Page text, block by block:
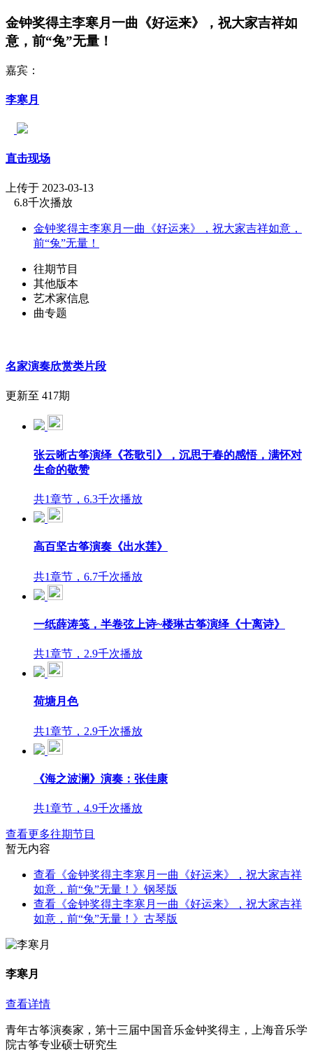
金钟奖得主李寒月一曲《好运来》，祝大家吉祥如
意，前“兔”无量！
嘉宾：
李寒月
直击现场
上传于 2023-03-13
6.8千次播放
金钟奖得主李寒月一曲《好运来》，祝大家吉祥如意，
前“兔”无量！
往期节目
其他版本
艺术家信息
曲专题
名家演奏欣赏类片段
更新至 417期
张云晰古筝演绎《苍歌引》，沉思于春的感悟，满怀对
生命的敬赞
共1章节，6.3千次播放
高百坚古筝演奏《出水莲》
共1章节，6.7千次播放
一纸薛涛笺，半卷弦上诗~楼琳古筝演绎《十离诗》
共1章节，2.9千次播放
荷塘月色
共1章节，2.9千次播放
《海之波澜》演奏：张佳康
共1章节，4.9千次播放
查看更多往期节目
暂无内容
查看《金钟奖得主李寒月一曲《好运来》，祝大家吉祥
如意，前“兔”无量！》钢琴版
查看《金钟奖得主李寒月一曲《好运来》，祝大家吉祥
如意，前“兔”无量！》古琴版
李寒月
查看详情
青年古筝演奏家，第十三届中国音乐金钟奖得主，上海音乐学
院古筝专业硕士研究生